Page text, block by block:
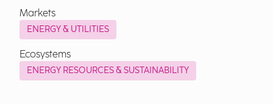
Markets
ENERGY & UTILITIES
Ecosystems
ENERGY RESOURCES & SUSTAINABILITY